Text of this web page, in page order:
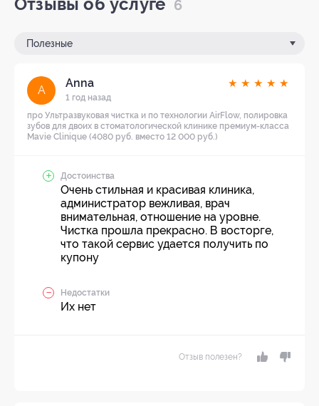
Отзывы об услуге 6
Полезные
A
Anna
1 год назад
★ ★ ★ ★ ★
про Ультразвуковая чистка и по технологии AirFlow, полировка
зубов для двоих в стоматологической клинике премиум-класса
Mavie Clinique (4080 руб. вместо 12 000 руб.)
Достоинства
Очень стильная и красивая клиника,
администратор вежливая, врач
внимательная, отношение на уровне.
Чистка прошла прекрасно. В восторге,
что такой сервис удается получить по
купону
Недостатки
Их нет
Отзыв полезен?